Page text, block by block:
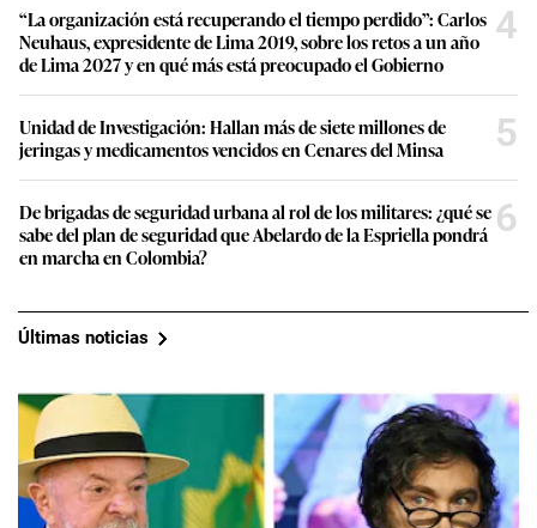
“La organización está recuperando el tiempo perdido”: Carlos
Neuhaus, expresidente de Lima 2019, sobre los retos a un año
de Lima 2027 y en qué más está preocupado el Gobierno
4
Unidad de Investigación: Hallan más de siete millones de
jeringas y medicamentos vencidos en Cenares del Minsa
5
De brigadas de seguridad urbana al rol de los militares: ¿qué se
sabe del plan de seguridad que Abelardo de la Espriella pondrá
en marcha en Colombia?
6
Últimas noticias